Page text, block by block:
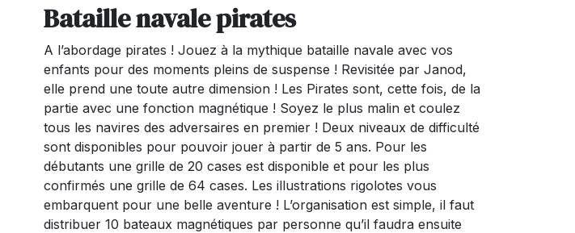
Bataille navale pirates
A l’abordage pirates ! Jouez à la mythique bataille navale avec vos
enfants pour des moments pleins de suspense ! Revisitée par Janod,
elle prend une toute autre dimension ! Les Pirates sont, cette fois, de la
partie avec une fonction magnétique ! Soyez le plus malin et coulez
tous les navires des adversaires en premier ! Deux niveaux de difficulté
sont disponibles pour pouvoir jouer à partir de 5 ans. Pour les
débutants une grille de 20 cases est disponible et pour les plus
confirmés une grille de 64 cases. Les illustrations rigolotes vous
embarquent pour une belle aventure ! L’organisation est simple, il faut
distribuer 10 bateaux magnétiques par personne qu’il faudra ensuite